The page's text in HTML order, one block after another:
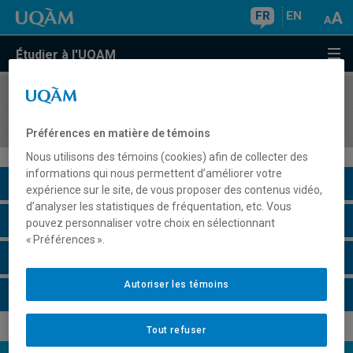
FR EN
Étudier à l'UQAM
COURS//
Description du cours
Horaire - Été 2026
Préférences en matière de témoins
Nous utilisons des témoins (cookies) afin de collecter des
informations qui nous permettent d’améliorer votre
expérience sur le site, de vous proposer des contenus vidéo,
d’analyser les statistiques de fréquentation, etc. Vous
pouvez personnaliser votre choix en sélectionnant
« Préférences ».
Tout refuser
Autoriser les témoins